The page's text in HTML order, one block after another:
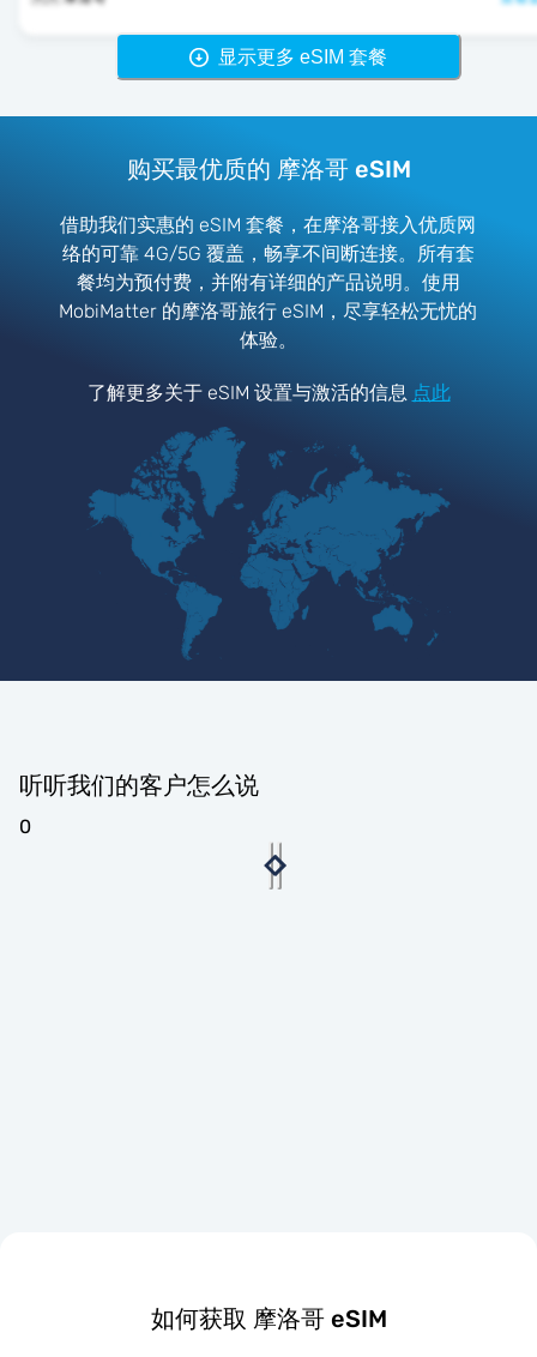
显示更多 eSIM 套餐
购买最优质的 摩洛哥 eSIM
借助我们实惠的 eSIM 套餐，在摩洛哥接入优质网
络的可靠 4G/5G 覆盖，畅享不间断连接。所有套
餐均为预付费，并附有详细的产品说明。使用
MobiMatter 的摩洛哥旅行 eSIM，尽享轻松无忧的
体验。
了解更多关于 eSIM 设置与激活的信息 点此
听听我们的客户怎么说
0
如何获取 摩洛哥 eSIM